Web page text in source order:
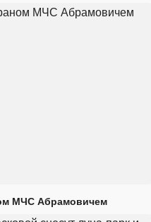
МЧС Абрамовичем